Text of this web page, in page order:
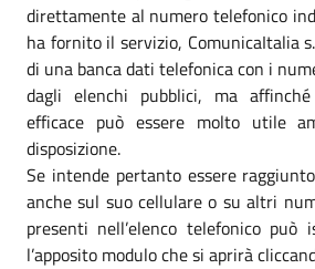
direttamente al numero telefonico
ha fornito il servizio, ComunicaItalia
di una banca dati telefonica con i
dagli elenchi pubblici, ma
efficace può essere molto utile
disposizione.
Se intende pertanto essere
anche sul suo cellulare o su altri
presenti nell’elenco telefonico può
l’apposito modulo che si aprirà